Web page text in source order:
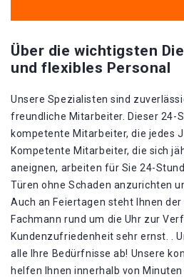
Über die wichtigsten
und flexibles Personal
Unsere Spezialisten sind
freundliche Mitarbeiter. Dieser 24-
kompetente Mitarbeiter, die jedes
Kompetente Mitarbeiter, die sich
aneignen, arbeiten für Sie 24-
Türen ohne Schaden anzurichten
Auch an Feiertagen steht Ihnen
Fachmann rund um die Uhr zur
Kundenzufriedenheit sehr ernst. .
alle Ihre Bedürfnisse ab! Unsere
helfen Ihnen innerhalb von